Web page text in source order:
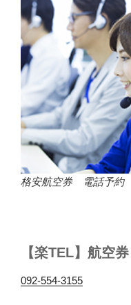
格安航空券 電話予約
【楽TEL】航空
092-554-3155